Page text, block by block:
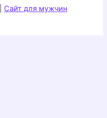
Сайт для мужчин